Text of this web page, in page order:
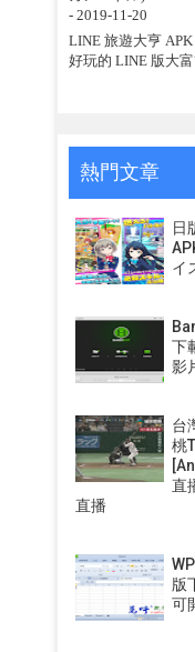
- 2019-11-20
LINE 旅遊大亨 APK
好玩的 LINE 版大
熱門文章
日
イ
下
影
台
桃
直
直播
版
可